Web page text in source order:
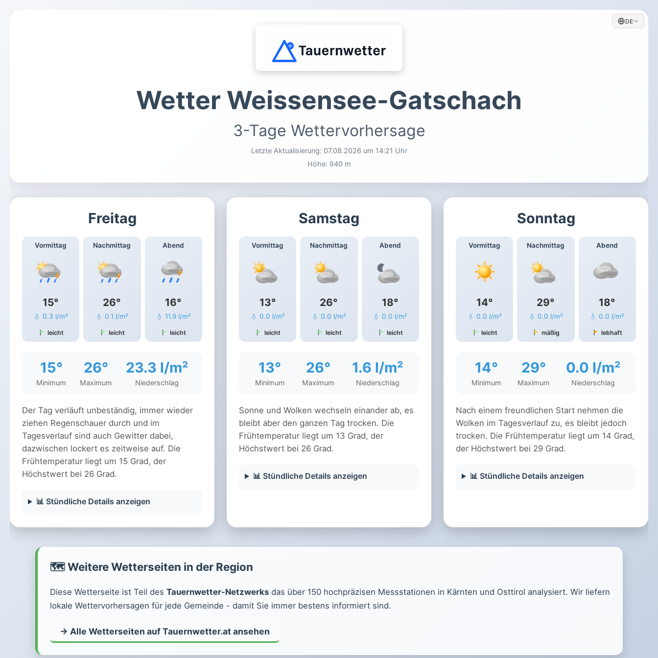
DE
Wetter Weissensee-Gatschach
3-Tage Wettervorhersage
Letzte Aktualisierung: 07.08.2026 um 14:21 Uhr
Höhe: 940 m
Freitag
Vormittag
15°
💧 0.3 l/m²
leicht
Nachmittag
26°
💧 0.1 l/m²
leicht
Abend
16°
💧 11.9 l/m²
leicht
15°
Minimum
26°
Maximum
23.3 l/m²
Niederschlag
Der Tag verläuft unbeständig, immer wieder
ziehen Regenschauer durch und im
Tagesverlauf sind auch Gewitter dabei,
dazwischen lockert es zeitweise auf. Die
Frühtemperatur liegt um 15 Grad, der
Höchstwert bei 26 Grad.
📊 Stündliche Details anzeigen
Samstag
Vormittag
13°
💧 0.0 l/m²
leicht
Nachmittag
26°
💧 0.0 l/m²
leicht
Abend
18°
💧 0.0 l/m²
leicht
13°
Minimum
26°
Maximum
1.6 l/m²
Niederschlag
Sonne und Wolken wechseln einander ab, es
bleibt aber den ganzen Tag trocken. Die
Frühtemperatur liegt um 13 Grad, der
Höchstwert bei 26 Grad.
📊 Stündliche Details anzeigen
Sonntag
Vormittag
14°
💧 0.0 l/m²
leicht
Nachmittag
29°
💧 0.0 l/m²
mäßig
Abend
18°
💧 0.0 l/m²
lebhaft
14°
Minimum
29°
Maximum
0.0 l/m²
Niederschlag
Nach einem freundlichen Start nehmen die
Wolken im Tagesverlauf zu, es bleibt jedoch
trocken. Die Frühtemperatur liegt um 14 Grad,
der Höchstwert bei 29 Grad.
📊 Stündliche Details anzeigen
🗺️ Weitere Wetterseiten in der Region
Diese Wetterseite ist Teil des Tauernwetter-Netzwerks das über 150 hochpräzisen Messstationen in Kärnten und Osttirol analysiert. Wir liefern
lokale Wettervorhersagen für jede Gemeinde - damit Sie immer bestens informiert sind.
→ Alle Wetterseiten auf Tauernwetter.at ansehen